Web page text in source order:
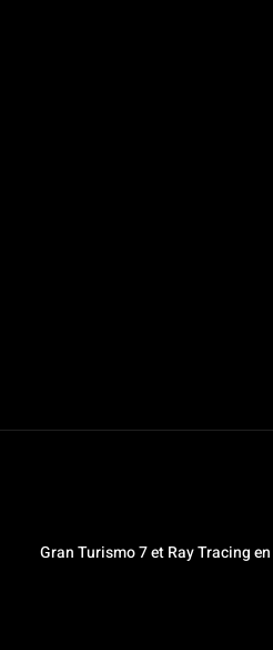
Gran Turismo 7 et Ray Tracing